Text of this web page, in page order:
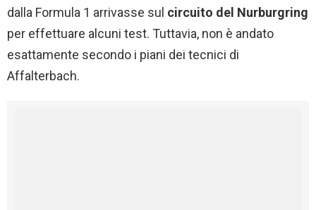
dalla Formula 1 arrivasse sul circuito del Nurburgring
per effettuare alcuni test. Tuttavia, non è andato
esattamente secondo i piani dei tecnici di
Affalterbach.